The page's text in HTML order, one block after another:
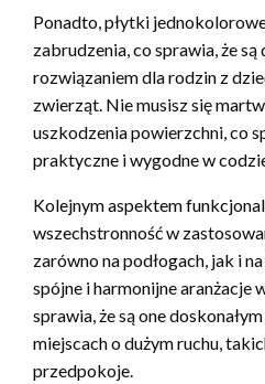
Ponadto, płytki
zabrudzenia, co sprawia, że są
rozwiązaniem dla rodzin z
zwierząt. Nie musisz się
uszkodzenia powierzchni, co
praktyczne i wygodne w
Kolejnym aspektem
wszechstronność w
zarówno na podłogach, jak i
spójne i harmonijne aranżacje
sprawia, że są one
miejscach o dużym ruchu,
przedpokoje.